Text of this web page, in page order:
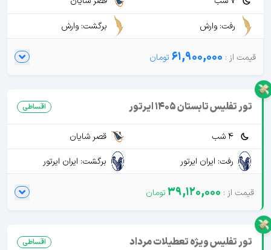
رفت: وارش
برگشت: وارش
61,900,000
تور تفلیس تابستان 1405 ایرتور اقساطی
4 شب
قصر شایان
رفت: ایران ایرتور
برگشت: ایران ایرتور
39,120,000
تور تفلیس ویژه تعطیلات مرداد اقساطی